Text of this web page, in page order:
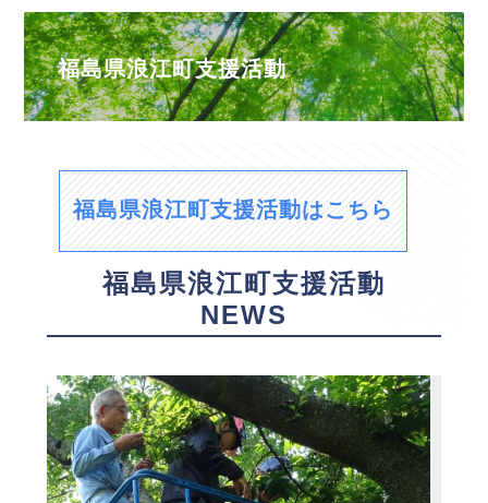
福島県浪江町支援活動
福島県浪江町支援活動はこちら
福島県浪江町支援活動
NEWS